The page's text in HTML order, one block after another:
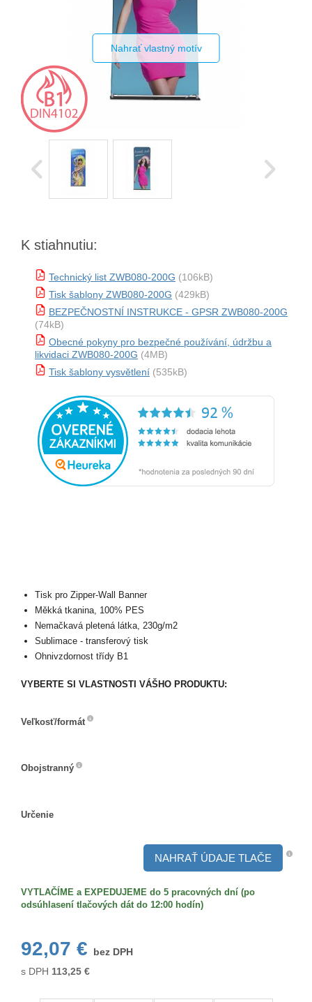
Nahrať vlastný motív
K stiahnutiu:
Technický list ZWB080-200G (106kB)
Tisk šablony ZWB080-200G (429kB)
BEZPEČNOSTNÍ INSTRUKCE - GPSR ZWB080-200G
(74kB)
Obecné pokyny pro bezpečné používání, údržbu a
likvidaci ZWB080-200G (4MB)
Tisk šablony vysvětlení (535kB)
Tisk pro Zipper-Wall Banner
Měkká tkanina, 100% PES
Nemačkavá pletená látka, 230g/m2
Sublimace - transferový tisk
Ohnivzdornost třídy B1
VYBERTE SI VLASTNOSTI VÁŠHO PRODUKTU:
Veľkosť/formát
Obojstranný
Určenie
NAHRAŤ ÚDAJE TLAČE
VYTLAČÍME a EXPEDUJEME do 5 pracovných dní (po
odsúhlasení tlačových dát do 12:00 hodín)
92,07 €
bez DPH
s DPH 113,25 €